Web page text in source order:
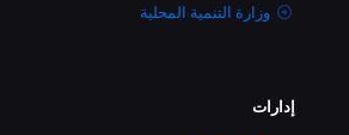
وزارة التنمية المحلية
إدارات